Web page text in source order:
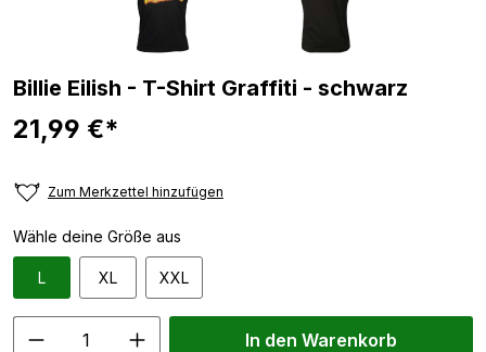
Billie Eilish - T-Shirt Graffiti - schwarz
21,99 €*
Zum Merkzettel hinzufügen
Wähle deine Größe aus
L XL XXL
In den Warenkorb